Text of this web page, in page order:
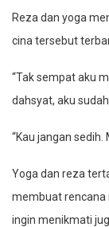
Reza dan yoga
cina tersebut
“Tak sempat aku
dahsyat, aku
“Kau jangan
Yoga dan reza
membuat rencana
ingin menikmati